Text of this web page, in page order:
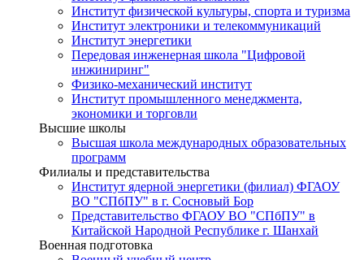
Институт физической культуры, спорта и туризма
Институт электроники и телекоммуникаций
Институт энергетики
Передовая инженерная школа "Цифровой
инжиниринг"
Физико-механический институт
Институт промышленного менеджмента,
экономики и торговли
Высшие школы
Высшая школа международных образовательных
программ
Филиалы и представительства
Институт ядерной энергетики (филиал) ФГАОУ
ВО "СПбПУ" в г. Сосновый Бор
Представительство ФГАОУ ВО "СПбПУ" в
Китайской Народной Республике г. Шанхай
Военная подготовка